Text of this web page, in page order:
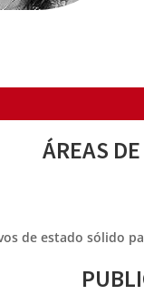
ÁREAS
de estado sólido